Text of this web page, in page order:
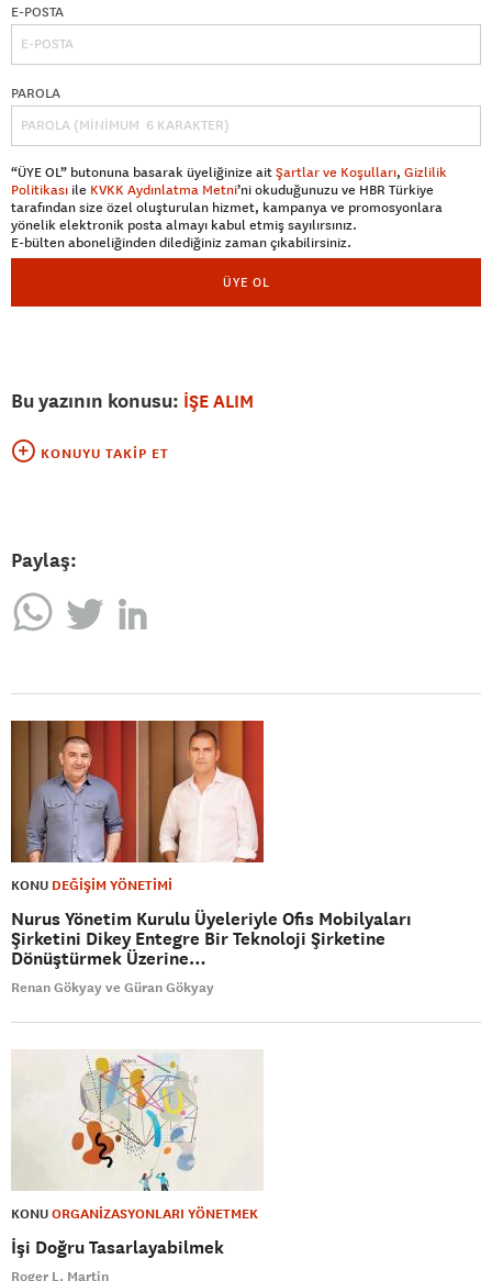
E-POSTA
PAROLA
“ÜYE OL” butonuna basarak üyeliğinize aitŞartlar ve Koşulları, Gizlilik
Politikası ile KVKK Aydınlatma Metni’ni okuduğunuzu ve HBR Türkiye
tarafından size özel oluşturulan hizmet, kampanya ve promosyonlara
yönelik elektronik posta almayı kabul etmiş sayılırsınız.
E-bülten aboneliğinden dilediğiniz zaman çıkabilirsiniz.
ÜYE OL
Bu yazının konusu: İŞE ALIM
KONUYU TAKIP ET
Paylaş:
KONU DEĞİŞİM YÖNETİMİ
Nurus Yönetim Kurulu Üyeleriyle Ofis Mobilyaları
Şirketini Dikey Entegre Bir Teknoloji Şirketine
Dönüştürmek Üzerine…
Renan Gökyay ve Güran Gökyay
KONUORGANİZASYONLARI YÖNETMEK
İşi Doğru Tasarlayabilmek
Roger L. Martin